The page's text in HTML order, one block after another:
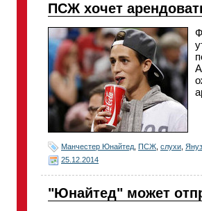
ПСЖ хочет
Манчестер Юнайтед ПСЖ слухи
25.12.2014
"Юнайтед" может